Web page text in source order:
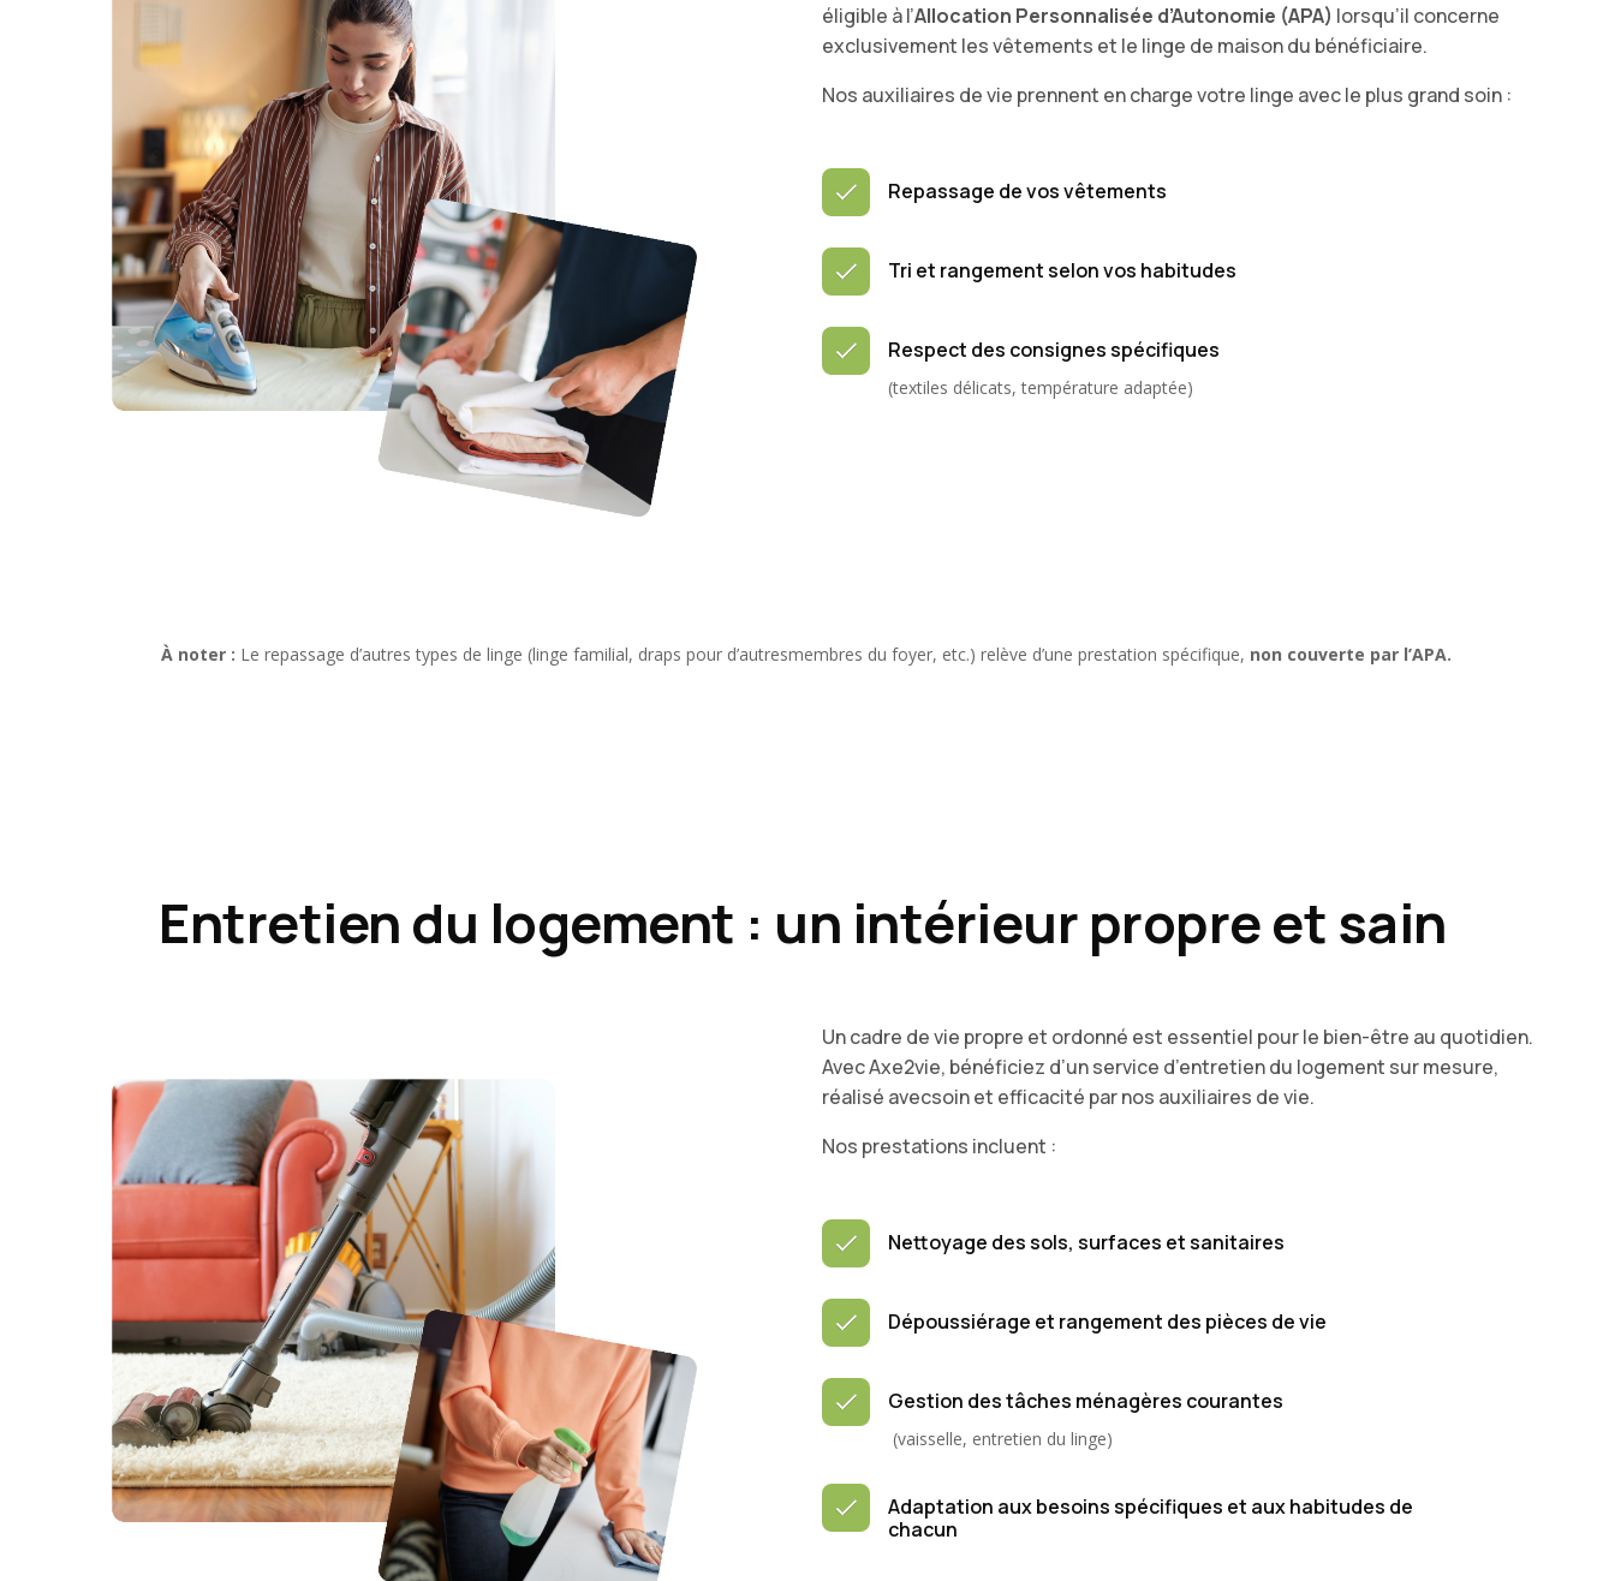
éligible à l’Allocation Personnalisée d’Autonomie (APA) lorsqu’il concerne
exclusivement les vêtements et le linge de maison du bénéficiaire.
Nos auxiliaires de vie prennent en charge votre linge avec le plus grand soin :
Repassage de vos vêtements
Tri et rangement selon vos habitudes
Respect des consignes spécifiques
(textiles délicats, température adaptée)
À noter : Le repassage d’autres types de linge (linge familial, draps pour d’autresmembres du foyer, etc.) relève d’une prestation spécifique, non couverte par l’APA.
Entretien du logement : un intérieur propre et sain
Un cadre de vie propre et ordonné est essentiel pour le bien-être au quotidien.
Avec Axe2vie, bénéficiez d’un service d’entretien du logement sur mesure,
réalisé avecsoin et efficacité par nos auxiliaires de vie.
Nos prestations incluent :
Nettoyage des sols, surfaces et sanitaires
Dépoussiérage et rangement des pièces de vie
Gestion des tâches ménagères courantes
(vaisselle, entretien du linge)
Adaptation aux besoins spécifiques et aux habitudes de
chacun